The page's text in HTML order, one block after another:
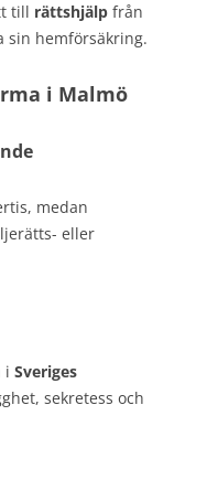
till rättshjälp från
sin hemförsäkring.
i Malmö
medan
eller
i Sveriges
sekretess och